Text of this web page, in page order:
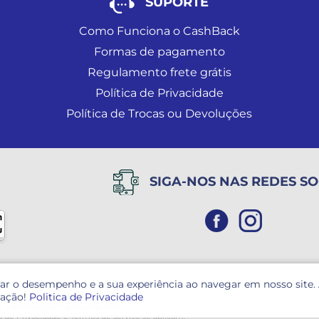
o desempenho e a sua experiência ao navegar em nosso
Politica de Privacidade
Como Funciona o CashBack
Formas de pagamento
Regulamento frete grátis
Política de Privacidade
Política de Trocas ou Devoluções
SIGA-NOS NAS REDES
05.400.184/0001-09
de PrivacidadeeTermos de serviçose aplicam.